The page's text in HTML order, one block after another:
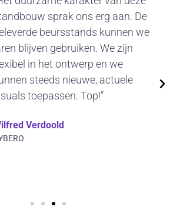
sprak ons erg aan. De
beursstands kunnen we
blijven gebruiken. We zijn
in het ontwerp en we
steeds nieuwe, actuele
toepassen. Top!"
Verdoold